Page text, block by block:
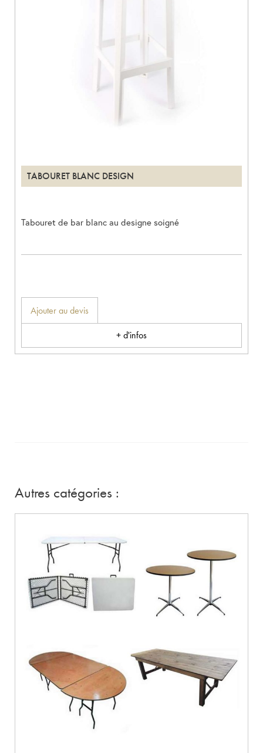
TABOURET BLANC DESIGN
Tabouret de bar blanc au designe soigné
Ajouter au devis
+ d'infos
Autres catégories :